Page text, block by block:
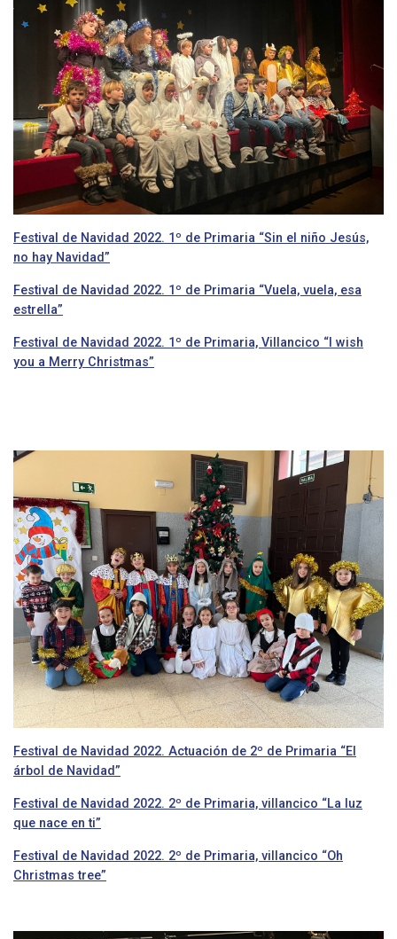
Festival de Navidad 2022. 1º de Primaria “Sin el niño Jesús,
no hay Navidad”
Festival de Navidad 2022. 1º de Primaria “Vuela, vuela, esa
estrella”
Festival de Navidad 2022. 1º de Primaria, Villancico “I wish
you a Merry Christmas”
Festival de Navidad 2022. Actuación de 2º de Primaria “El
árbol de Navidad”
Festival de Navidad 2022. 2º de Primaria, villancico “La luz
que nace en ti”
Festival de Navidad 2022. 2º de Primaria, villancico “Oh
Christmas tree”